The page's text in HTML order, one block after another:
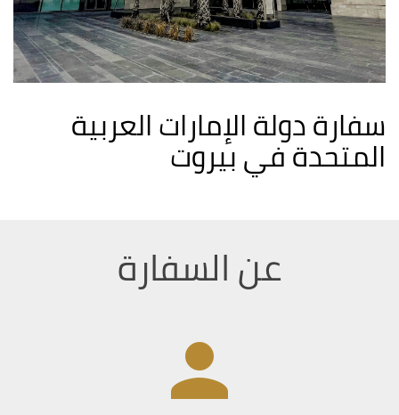
سفارة دولة الإمارات العربية
المتحدة في بيروت
عن السفارة